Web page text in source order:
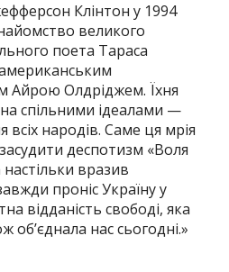
Клінтон у 1994
великого
поета Тараса
Айрою Олдріджем. Їхня
спільними ідеалами —
народів. Саме ця мрія
деспотизм «Воля
вразив
проніс Україну у
відданість свободі, яка
об’єднала нас сьогодні.»